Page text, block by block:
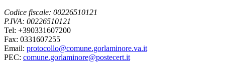
Codice fiscale: 00226510121
P.IVA: 00226510121
Tel: +390331607200
Fax: 0331607255
Email: protocollo@comune.gorlaminore.va.it
PEC: comune.gorlaminore@postecert.it